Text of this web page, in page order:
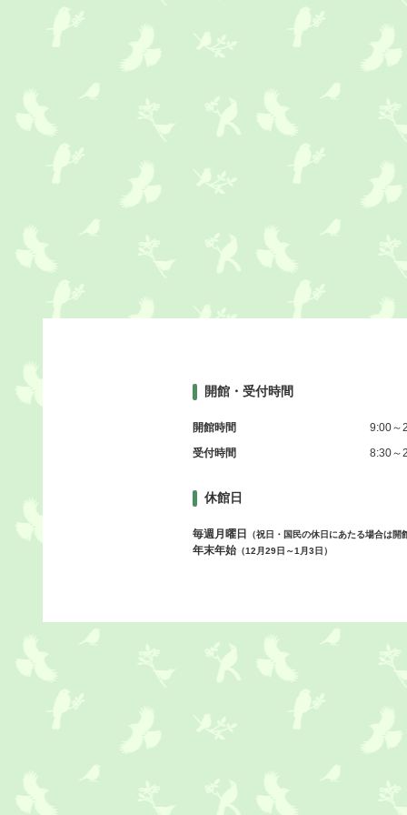
開館・受付時間
開館時間
9:00～
受付時間
8:30～
休館日
毎週月曜日 （祝日・国民の休日にあたる場合は開
年末年始 （12月29日～1月3日）